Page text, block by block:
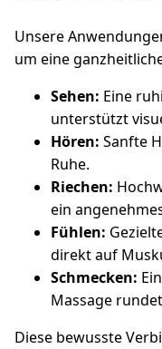
Unsere
um eine
Sehen: Eine
unterstützt
Hören: Sanfte
Ruhe.
Riechen:
ein
Fühlen:
direkt auf
Schmecken:
Massage
Diese bewusste